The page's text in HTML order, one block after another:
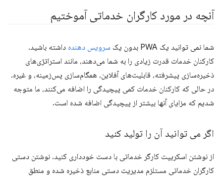
آنچه در مورد کارگران خدماتی آموختیم
شما نمی توانید یک PWA بدون یک سرویس دهنده داشته باشید.
کارکنان خدمات قدرت زیادی را به شما می‌دهند، مانند استراتژی‌های
ذخیره‌سازی پیشرفته، قابلیت‌های آفلاین، همگام‌سازی پس‌زمینه، و غیره.
در حالی که کارکنان خدمات کمی پیچیدگی را اضافه می‌کنند، ما متوجه
شدیم که مزایای آنها بیشتر از پیچیدگی اضافه شده است.
اگر می توانید آن را تولید کنید
از نوشتن اسکریپت کارگر خدماتی با دست خودداری کنید. نوشتن دستی
کارگران خدماتی مستلزم مدیریت دستی منابع ذخیره شده و منطق